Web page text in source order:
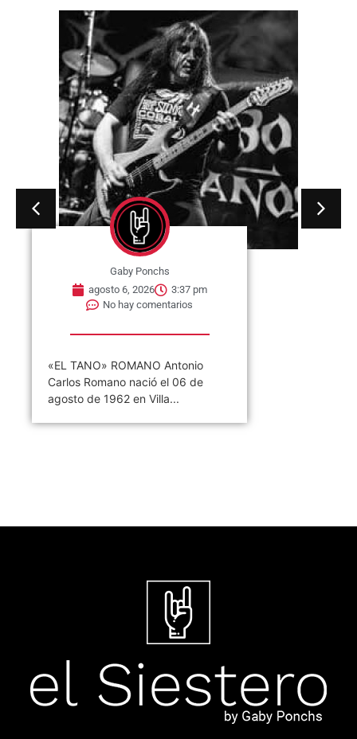
Gaby Ponchs
agosto 6, 2026
3:37 pm
No hay comentarios
«EL TANO» ROMANO Antonio
Carlos Romano nació el 06 de
agosto de 1962 en Villa...